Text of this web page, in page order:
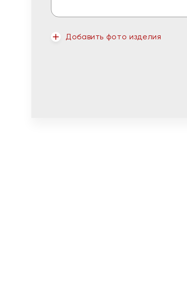
Добавить фото изделия